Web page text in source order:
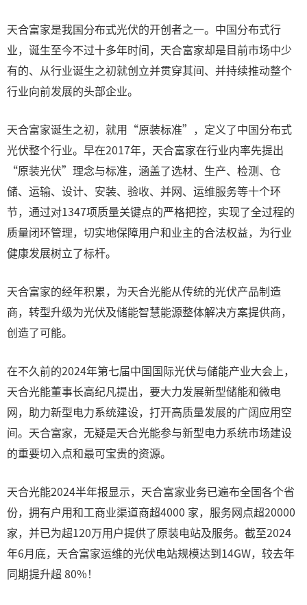
天合富家是我国分布式光伏的开创者之一。中国分布式行
业，诞生至今不过十多年时间，天合富家却是目前市场中少
有的、从行业诞生之初就创立并贯穿其间、并持续推动整个
行业向前发展的头部企业。
天合富家诞生之初，就用“原装标准”，定义了中国分布式
光伏整个行业。早在2017年，天合富家在行业内率先提出
“原装光伏”理念与标准，涵盖了选材、生产、检测、仓
储、运输、设计、安装、验收、并网、运维服务等十个环
节，通过对1347项质量关键点的严格把控，实现了全过程的
质量闭环管理，切实地保障用户和业主的合法权益，为行业
健康发展树立了标杆。
天合富家的经年积累，为天合光能从传统的光伏产品制造
商，转型升级为光伏及储能智慧能源整体解决方案提供商，
创造了可能。
在不久前的2024年第七届中国国际光伏与储能产业大会上，
天合光能董事长高纪凡提出，要大力发展新型储能和微电
网，助力新型电力系统建设，打开高质量发展的广阔应用空
间。天合富家，无疑是天合光能参与新型电力系统市场建设
的重要切入点和最可宝贵的资源。
天合光能2024半年报显示，天合富家业务已遍布全国各个省
份，拥有户用和工商业渠道商超4000 家，服务网点超20000
家，并已为超120万用户提供了原装电站及服务。截至2024
年6月底，天合富家运维的光伏电站规模达到14GW，较去年
同期提升超 80%！